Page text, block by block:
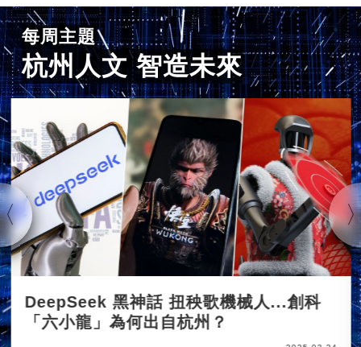
每周主題
杭州人文 智造未來
DeepSeek 黑神話 扭秧歌機械人...創科
「六小龍」為何出自杭州？